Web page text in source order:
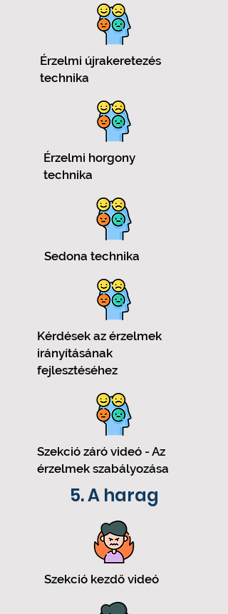
Érzelmi újrakeretezés
technika
Érzelmi horgony
technika
Sedona technika
Kérdések az érzelmek
irányításának
fejlesztéséhez
Szekció záró videó - Az
érzelmek szabályozása
5. A harag
Szekció kezdő videó